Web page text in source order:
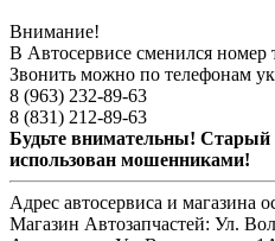
Внимание!
В Автосервисе сменился номер
Звонить можно по телефонам
8 (963) 232-89-63
8 (831) 212-89-63
Будьте внимательны!
использован мошенниками!
Адрес автосервиса и магазина
Магазин Автозапчастей: Ул.